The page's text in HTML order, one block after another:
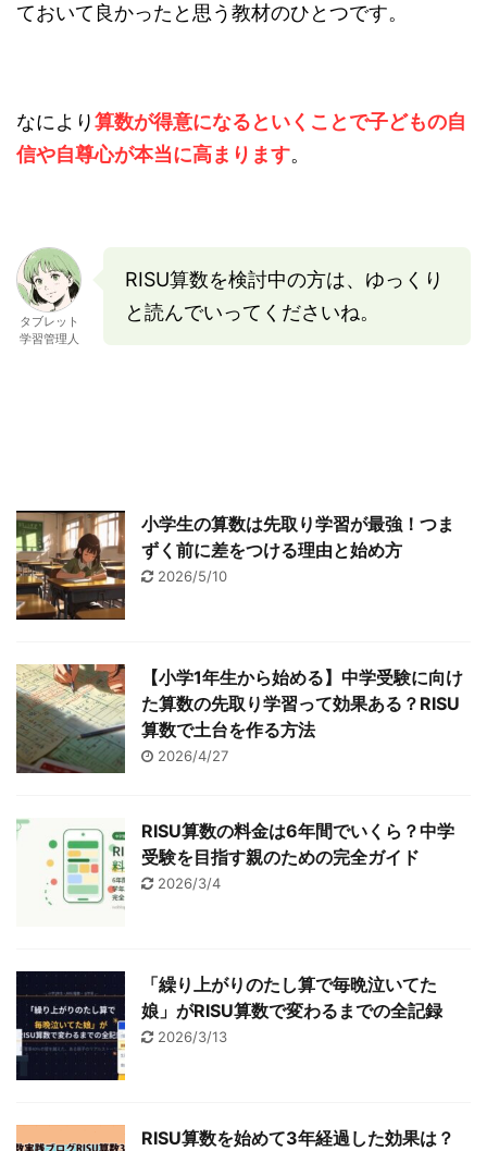
ておいて良かったと思う教材のひとつです。
なにより算数が得意になるといくことで子どもの自
信や自尊心が本当に高まります。
タブレット
学習管理人
RISU算数を検討中の方は、ゆっくり
と読んでいってくださいね。
小学生の算数は先取り学習が最強！つま
ずく前に差をつける理由と始め方
2026/5/10
【小学1年生から始める】中学受験に向け
た算数の先取り学習って効果ある？RISU
算数で土台を作る方法
2026/4/27
RISU算数の料金は6年間でいくら？中学
受験を目指す親のための完全ガイド
2026/3/4
「繰り上がりのたし算で毎晩泣いてた
娘」がRISU算数で変わるまでの全記録
2026/3/13
RISU算数を始めて3年経過した効果は？